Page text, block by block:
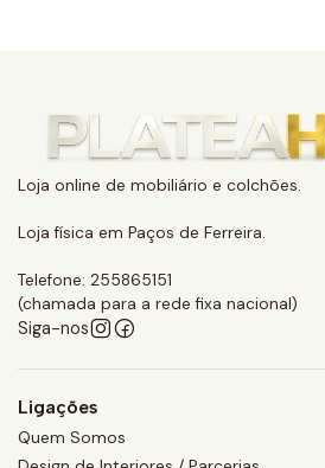
Loja online de mobiliário e colchões.
Loja física em Paços de Ferreira.
Telefone: 255865151
(chamada para a rede fixa nacional)
Siga-nos
Ligações
Quem Somos